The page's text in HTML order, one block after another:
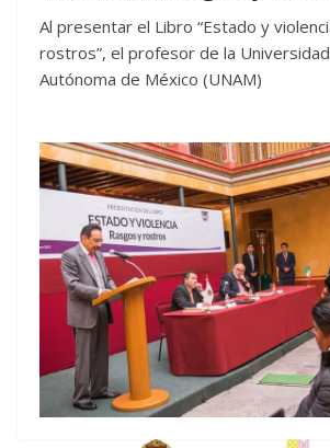
Al presentar el Libro “Estado y
rostros”, el profesor de la
Autónoma de México (UNAM)